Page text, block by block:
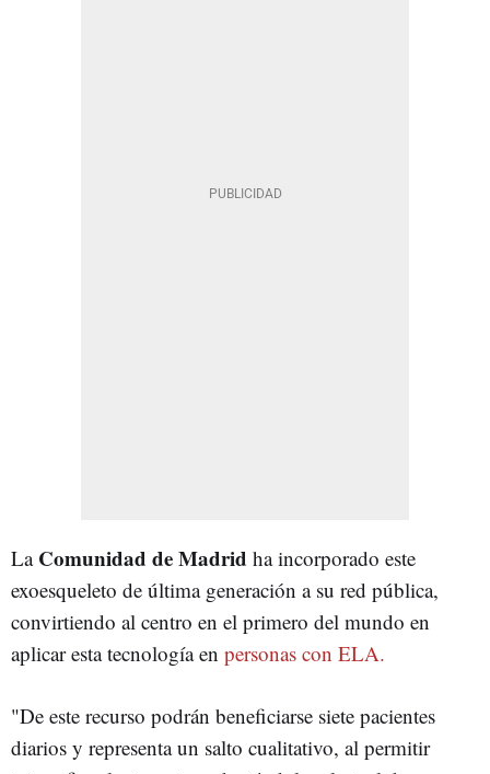
La Comunidad de Madrid ha incorporado este
exoesqueleto de última generación a su red pública,
convirtiendo al centro en el primero del mundo en
aplicar esta tecnología en personas con ELA.
"De este recurso podrán beneficiarse siete pacientes
diarios y representa un salto cualitativo, al permitir